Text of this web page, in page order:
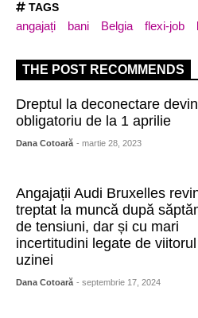
TAGS
angajați bani Belgia flexi-job
THE POST RECOMMENDS
Dreptul la deconectare
obligatoriu de la 1 aprilie
Dana Cotoară - martie 28, 2023
Angajații Audi Bruxelles
treptat la muncă după
de tensiuni, dar și cu mari
incertitudini legate de viitorul
uzinei
Dana Cotoară - septembrie 17, 2024